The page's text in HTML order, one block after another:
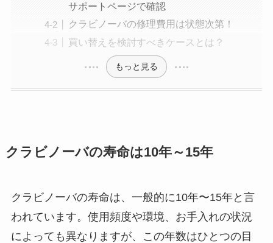
サポートページで確認
クラビノーバの修理費用は状態次第！
買い替えを検討すべきケースとは？
もっと見る
クラビノーバの寿命は10年～15年
クラビノーバの寿命は、一般的に10年〜15年と言
われています。使用頻度や環境、お手入れの状況
によっても異なりますが、この年数はひとつの目